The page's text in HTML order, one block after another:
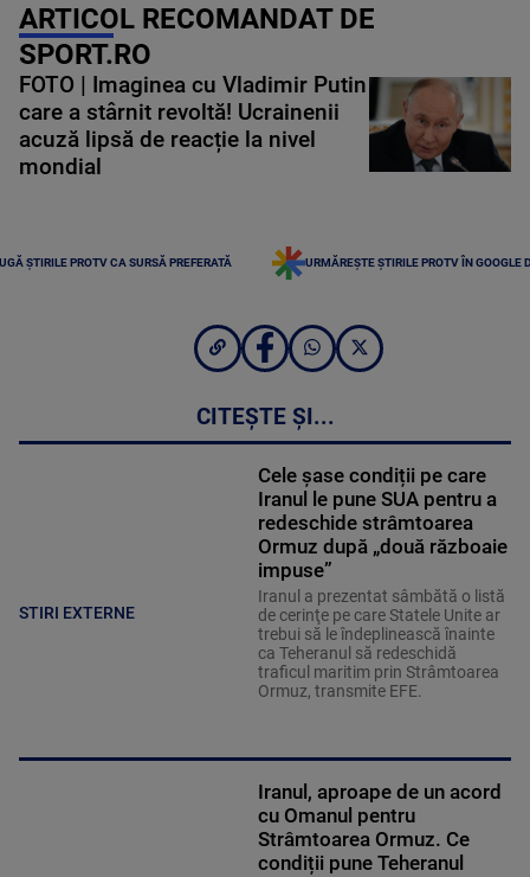
ARTICOL RECOMANDAT DE
SPORT.RO
FOTO | Imaginea cu Vladimir Putin
care a stârnit revoltă! Ucrainenii
acuză lipsă de reacție la nivel
mondial
ȘTIRILE PROTV CA SURSĂ PREFERATĂ URMĂREȘTE ȘTIRILE PROTV ÎN GOOGLE
CITEȘTE ȘI...
STIRI EXTERNE
Cele șase condiții pe care
Iranul le pune SUA pentru a
redeschide strâmtoarea
Ormuz după „două războaie
impuse”
Iranul a prezentat sâmbătă o listă
de cerinţe pe care Statele Unite ar
trebui să le îndeplinească înainte
ca Teheranul să redeschidă
traficul maritim prin Strâmtoarea
Ormuz, transmite EFE.
Iranul, aproape de un acord
cu Omanul pentru
Strâmtoarea Ormuz. Ce
condiții pune Teheranul